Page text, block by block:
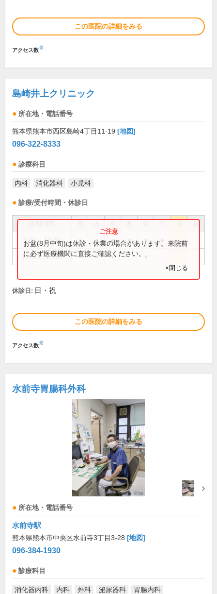
この医院の詳細をみる
アクセス数※
島崎井上クリニック
所在地・電話番号
熊本県熊本市西区島崎4丁目11-19 [地図]
096-322-8333
診療科目
内科 消化器科 小児科
診療/受付時間・休診日
祝
8:30～12:30 ● ● ● ● ●
14:00～17:30 ● ● ●
お盆(8月中旬)は休診・休業の場合があります。来院前
に必ず医療機関に直接ご確認ください。
×閉じる
休診日: 日・祝
この医院の詳細をみる
アクセス数※
水前寺胃腸科外科
所在地・電話番号
水前寺駅
熊本県熊本市中央区水前寺3丁目3-28 [地図]
096-384-1930
診療科目
消化器内科 内科 外科 泌尿器科 胃腸内科